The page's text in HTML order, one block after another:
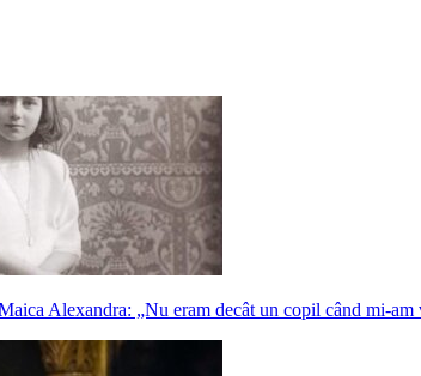
Alexandra: „Nu eram decât un copil când mi-